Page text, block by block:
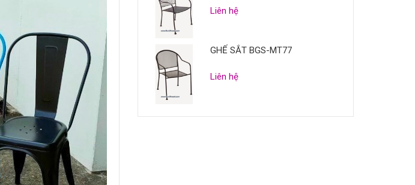
Liên hệ
GHẾ SẮT BGS-MT77
Liên hệ